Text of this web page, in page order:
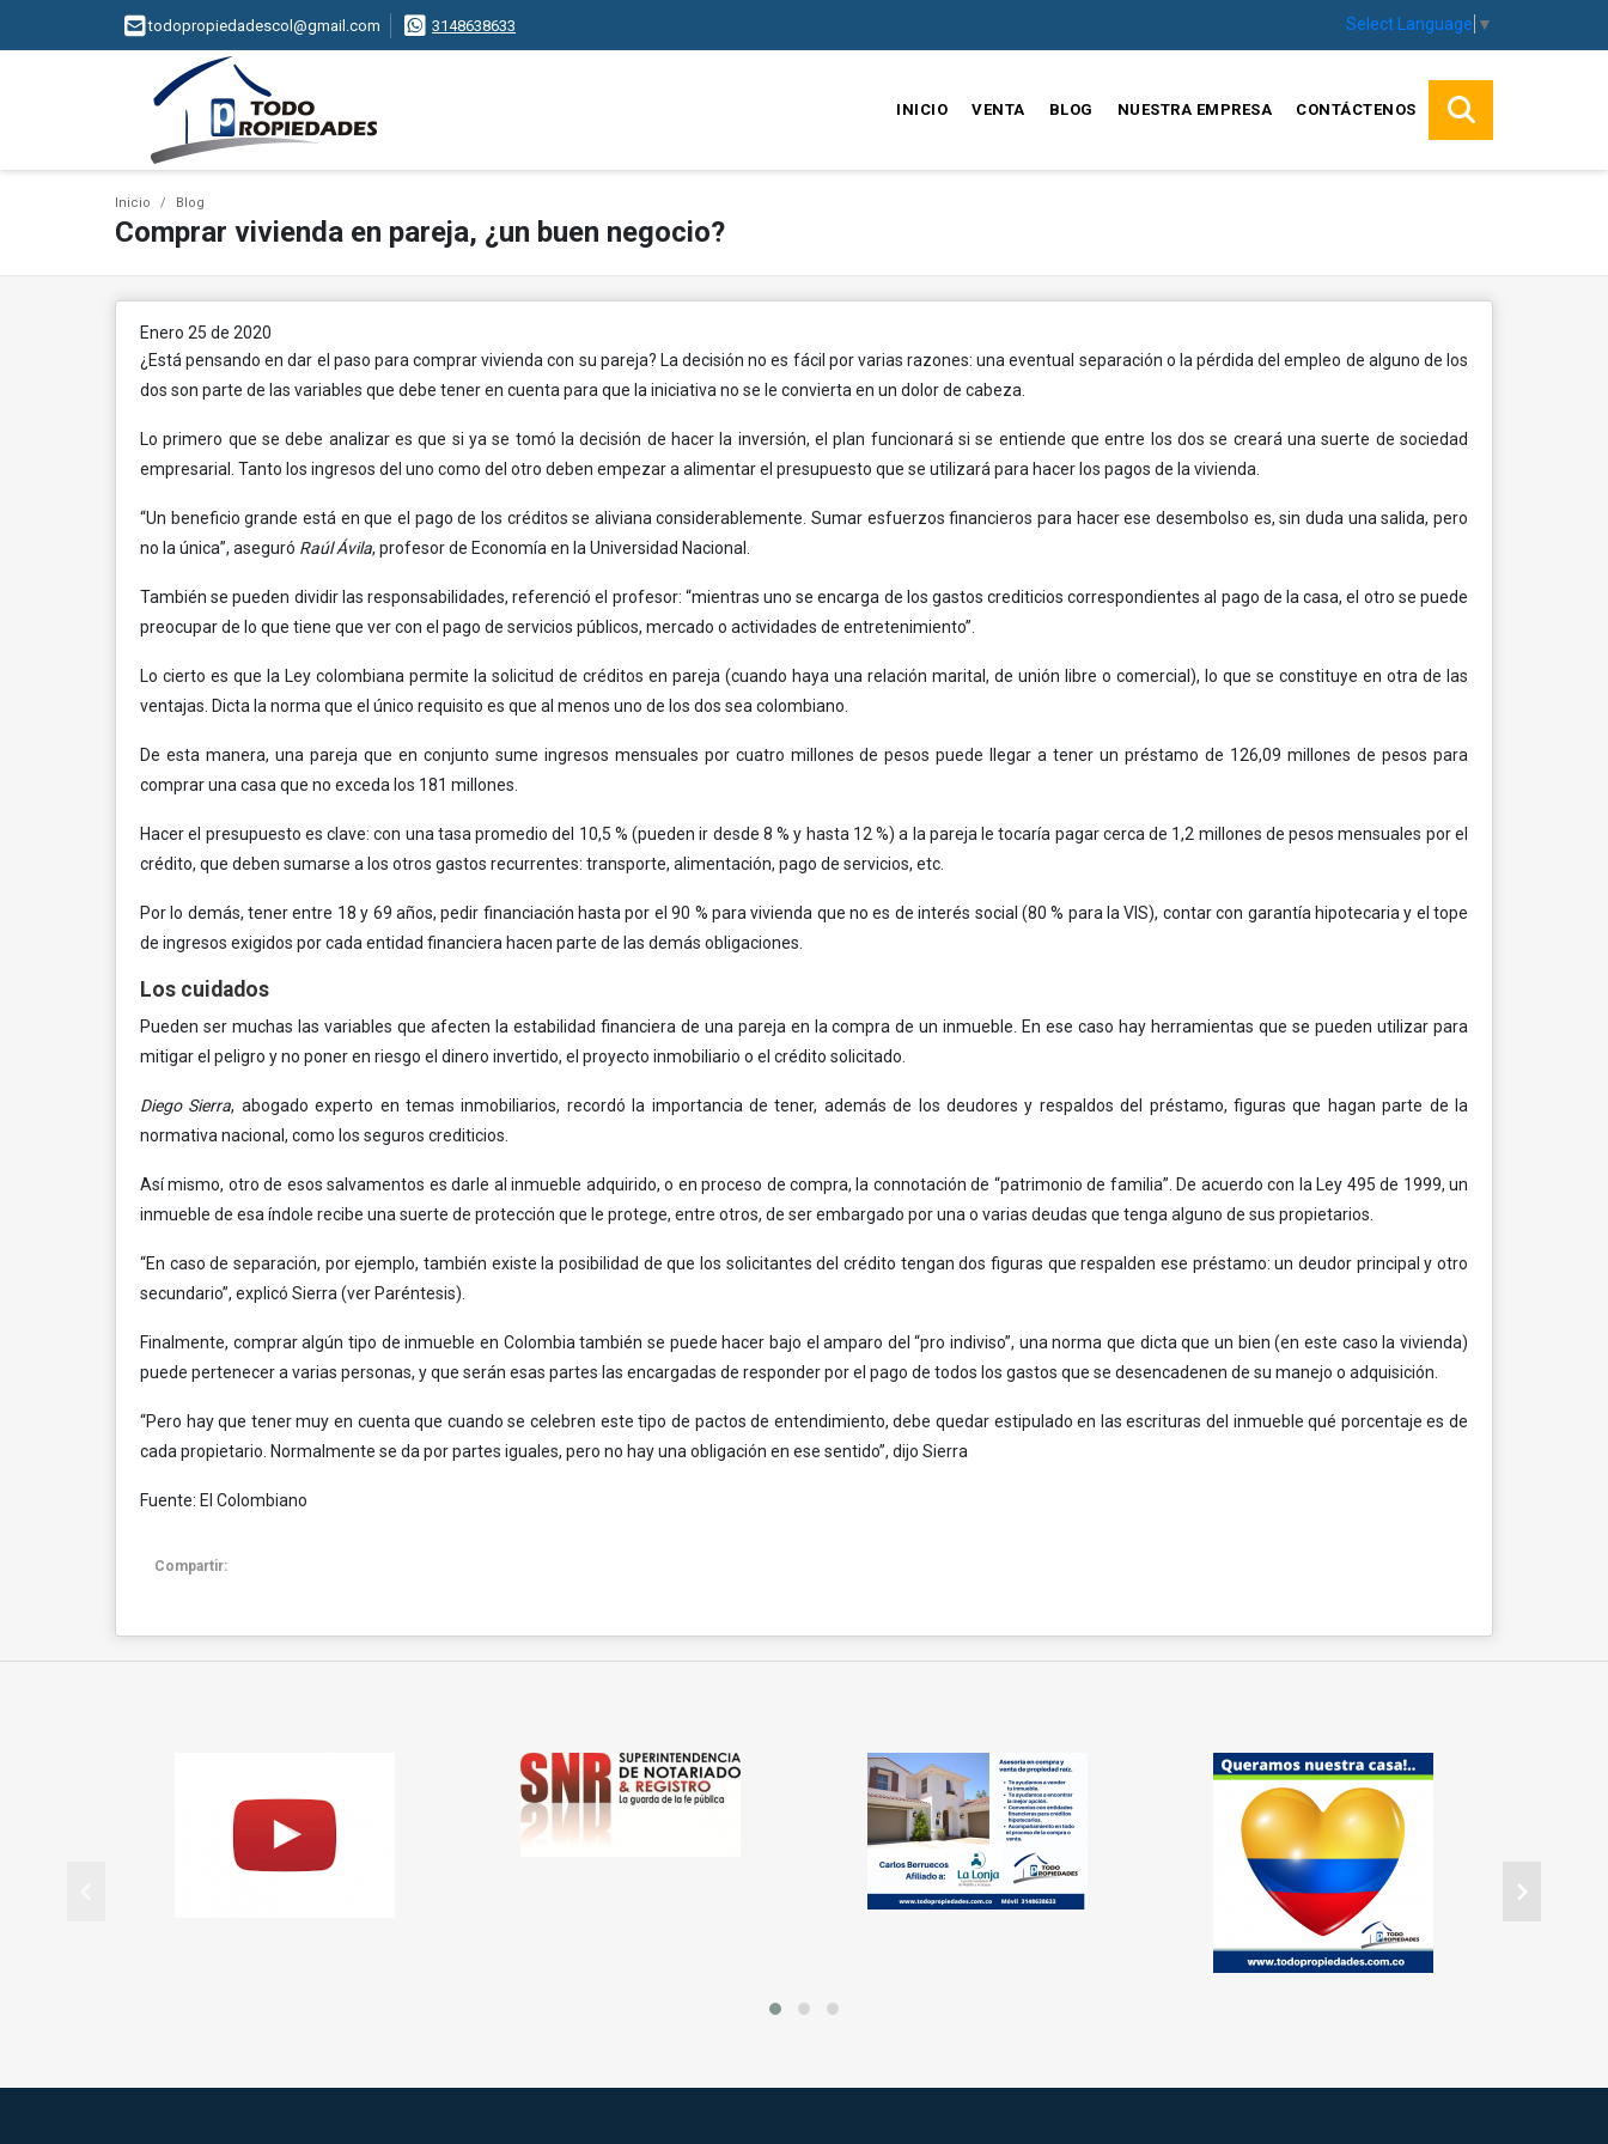
todopropiedadescol@gmail.com 3148638633 Select Language ▼
INICIO VENTA BLOG NUESTRA EMPRESA CONTÁCTENOS
Inicio Blog
Comprar vivienda en pareja, ¿un buen negocio?
Enero 25 de 2020
¿Está pensando en dar el paso para comprar vivienda con su pareja? La decisión no es fácil por varias razones: una eventual separación o la pérdida del empleo de alguno de los
dos son parte de las variables que debe tener en cuenta para que la iniciativa no se le convierta en un dolor de cabeza.
Lo primero que se debe analizar es que si ya se tomó la decisión de hacer la inversión, el plan funcionará si se entiende que entre los dos se creará una suerte de sociedad
empresarial. Tanto los ingresos del uno como del otro deben empezar a alimentar el presupuesto que se utilizará para hacer los pagos de la vivienda.
“Un beneficio grande está en que el pago de los créditos se aliviana considerablemente. Sumar esfuerzos financieros para hacer ese desembolso es, sin duda una salida, pero
no la única”, aseguró Raúl Ávila, profesor de Economía en la Universidad Nacional.
También se pueden dividir las responsabilidades, referenció el profesor: “mientras uno se encarga de los gastos crediticios correspondientes al pago de la casa, el otro se puede
preocupar de lo que tiene que ver con el pago de servicios públicos, mercado o actividades de entretenimiento”.
Lo cierto es que la Ley colombiana permite la solicitud de créditos en pareja (cuando haya una relación marital, de unión libre o comercial), lo que se constituye en otra de las
ventajas. Dicta la norma que el único requisito es que al menos uno de los dos sea colombiano.
De esta manera, una pareja que en conjunto sume ingresos mensuales por cuatro millones de pesos puede llegar a tener un préstamo de 126,09 millones de pesos para
comprar una casa que no exceda los 181 millones.
Hacer el presupuesto es clave: con una tasa promedio del 10,5 % (pueden ir desde 8 % y hasta 12 %) a la pareja le tocaría pagar cerca de 1,2 millones de pesos mensuales por el
crédito, que deben sumarse a los otros gastos recurrentes: transporte, alimentación, pago de servicios, etc.
Por lo demás, tener entre 18 y 69 años, pedir financiación hasta por el 90 % para vivienda que no es de interés social (80 % para la VIS), contar con garantía hipotecaria y el tope
de ingresos exigidos por cada entidad financiera hacen parte de las demás obligaciones.
Los cuidados
Pueden ser muchas las variables que afecten la estabilidad financiera de una pareja en la compra de un inmueble. En ese caso hay herramientas que se pueden utilizar para
mitigar el peligro y no poner en riesgo el dinero invertido, el proyecto inmobiliario o el crédito solicitado.
Diego Sierra, abogado experto en temas inmobiliarios, recordó la importancia de tener, además de los deudores y respaldos del préstamo, figuras que hagan parte de la
normativa nacional, como los seguros crediticios.
Así mismo, otro de esos salvamentos es darle al inmueble adquirido, o en proceso de compra, la connotación de “patrimonio de familia”. De acuerdo con la Ley 495 de 1999, un
inmueble de esa índole recibe una suerte de protección que le protege, entre otros, de ser embargado por una o varias deudas que tenga alguno de sus propietarios.
“En caso de separación, por ejemplo, también existe la posibilidad de que los solicitantes del crédito tengan dos figuras que respalden ese préstamo: un deudor principal y otro
secundario”, explicó Sierra (ver Paréntesis).
Finalmente, comprar algún tipo de inmueble en Colombia también se puede hacer bajo el amparo del “pro indiviso”, una norma que dicta que un bien (en este caso la vivienda)
puede pertenecer a varias personas, y que serán esas partes las encargadas de responder por el pago de todos los gastos que se desencadenen de su manejo o adquisición.
“Pero hay que tener muy en cuenta que cuando se celebren este tipo de pactos de entendimiento, debe quedar estipulado en las escrituras del inmueble qué porcentaje es de
cada propietario. Normalmente se da por partes iguales, pero no hay una obligación en ese sentido”, dijo Sierra
Fuente: El Colombiano
Compartir: